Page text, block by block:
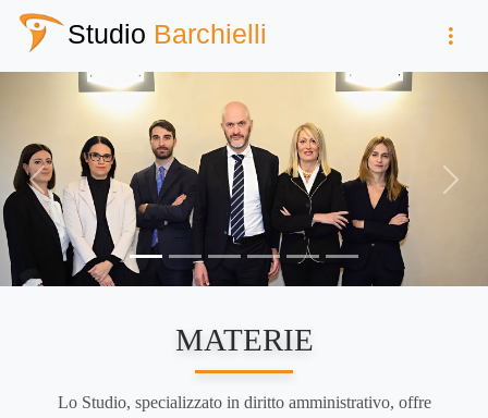
Studio Barchielli
Previous Next
MATERIE
Lo Studio, specializzato in diritto amministrativo, offre